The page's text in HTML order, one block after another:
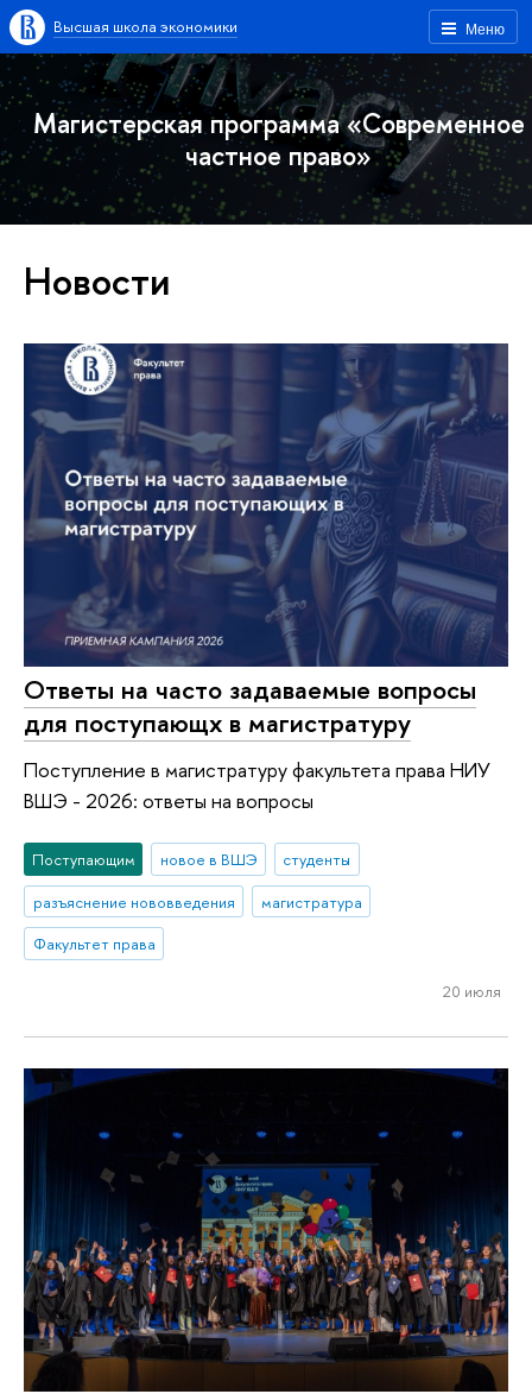
Меню
Высшая школа экономики
Магистерская программа «Современное
частное право»
Новости
Ответы на часто задаваемые вопросы
для поступающх в магистратуру
Поступление в магистратуру факультета права НИУ
ВШЭ - 2026: ответы на вопросы
Поступающим новое в ВШЭ
студенты
разъяснение нововведения
магистратура
Факультет права
20 июля